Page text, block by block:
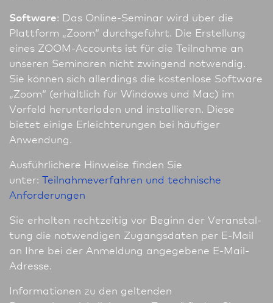
Software: Das Online-Seminar wird über die
Plattform „Zoom“ durchgeführt. Die Erstellung
eines ZOOM-Accounts ist für die Teilnahme an
unseren Seminaren nicht zwingend notwendig.
Sie können sich allerdings die kostenlose Software
„Zoom“ (erhältlich für Windows und Mac) im
Vorfeld herunterladen und installieren. Diese
bietet einige Erleichterungen bei häufiger
Anwendung.
Ausführlichere Hinweise finden Sie
unter: Teilnahmeverfahren und technische
Anforderungen
Sie erhalten rechtzeitig vor Beginn der Ver­an­stal­
tung die notwendigen Zugangsdaten per E-Mail
an Ihre bei der Anmeldung angegebene E-Mail-
Adresse.
In­for­ma­tio­nen zu den geltenden